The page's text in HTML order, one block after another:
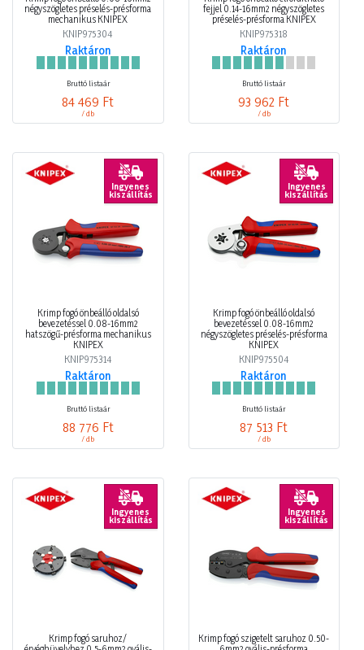
négyszögletes préselés-présforma
mechanikus KNIPEX
KNIP975304
Raktáron
Bruttó listaár
84 469 Ft
/ db
fejjel 0.14-16mm2 négyszögletes
préselés-présforma KNIPEX
KNIP975318
Raktáron
Bruttó listaár
93 962 Ft
/ db
Ingyenes
kiszállítás
Krimp fogó önbeálló oldalsó
bevezetéssel 0.08-16mm2
hatszögű-présforma mechanikus
KNIPEX
KNIP975314
Raktáron
Bruttó listaár
88 776 Ft
/ db
Ingyenes
kiszállítás
Krimp fogó önbeálló oldalsó
bevezetéssel 0.08-16mm2
négyszögletes préselés-présforma
KNIPEX
KNIP975504
Raktáron
Bruttó listaár
87 513 Ft
/ db
Ingyenes
kiszállítás
Krimp fogó saruhoz/
Ingyenes
kiszállítás
Krimp fogó szigetelt saruhoz 0.50-